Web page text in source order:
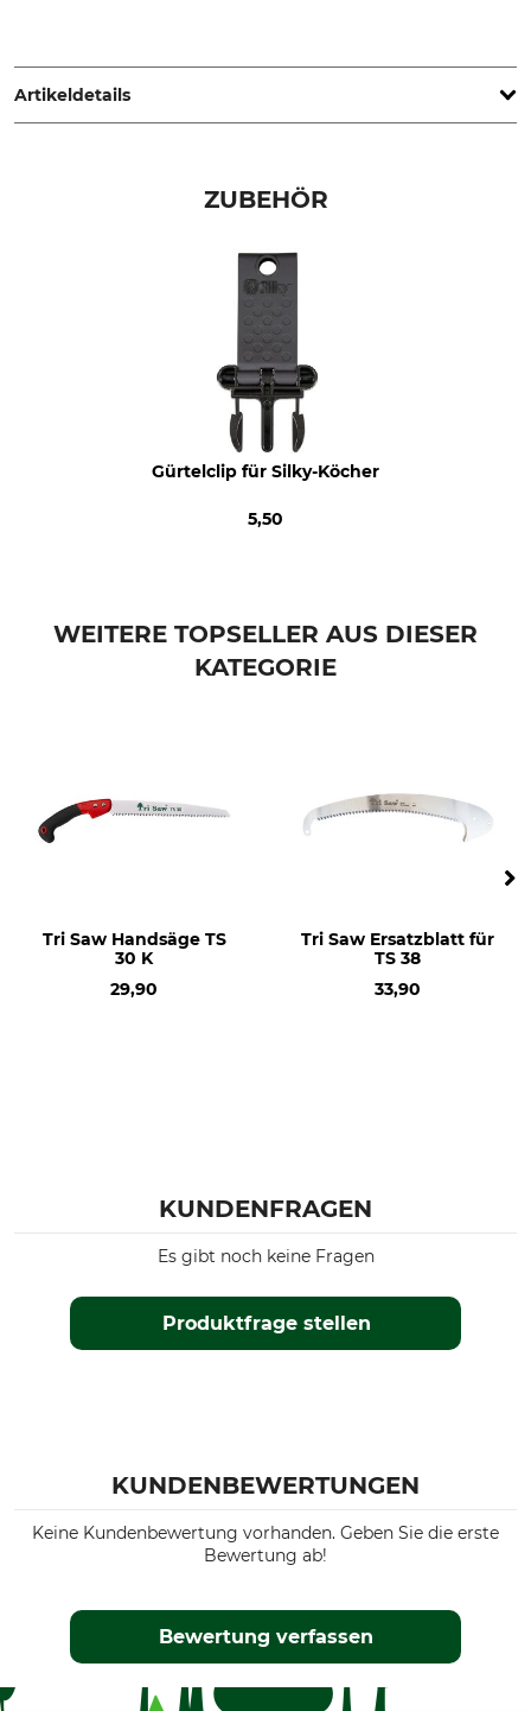
Netherlands, www.silky-europe.de
Artikeldetails
Köcher
Made in Japan
ZUBEHÖR
Gürtelclip für Silky-Köcher
5,50
WEITERE TOPSELLER AUS DIESER
KATEGORIE
Tri Saw Handsäge TS
30 K
29,90
Tri Saw Ersatzblatt für
TS 38
33,90
KUNDENFRAGEN
Produktfrage stellen
Es gibt noch keine Fragen
KUNDENBEWERTUNGEN
Keine Kundenbewertung vorhanden. Geben Sie die erste
Bewertung ab!
Bewertung verfassen